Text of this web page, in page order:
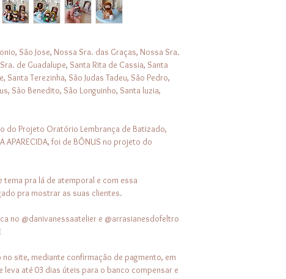
São Jose, Nossa Sra. das Graças, Nossa Sra.
de Guadalupe, Santa Rita de Cassia, Santa
Santa Terezinha, São Judas Tadeu, São Pedro,
São Benedito, São Longuinho, Santa luzia,
do Projeto Oratório Lembrança de Batizado,
APARECIDA, foi de BÔNUS no projeto do
tema pra lá de atemporal e com essa
pra mostrar as suas clientes.
no @danivanessaatelier e @arrasianesdofeltro
site, mediante confirmação de pagmento, em
até 03 dias úteis para o banco compensar e